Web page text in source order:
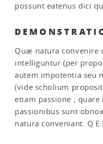
possunt eatenus dici
Quæ natura convenire
intelliguntur (per
autem impotentia seu
(vide scholium
etiam passione ;
passionibus sunt
natura conveniant.